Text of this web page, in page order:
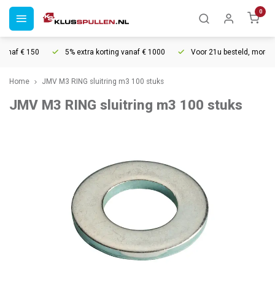
0
€ 150 5% extra korting vanaf € 1000 Voor 21u besteld, morgen
Home JMV M3 RING sluitring m3 100 stuks
JMV M3 RING sluitring m3 100 stuks